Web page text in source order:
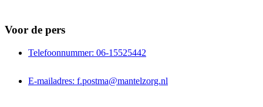
Voor de pers
Telefoonnummer: 06-15525442
E-mailadres: f.postma@mantelzorg.nl